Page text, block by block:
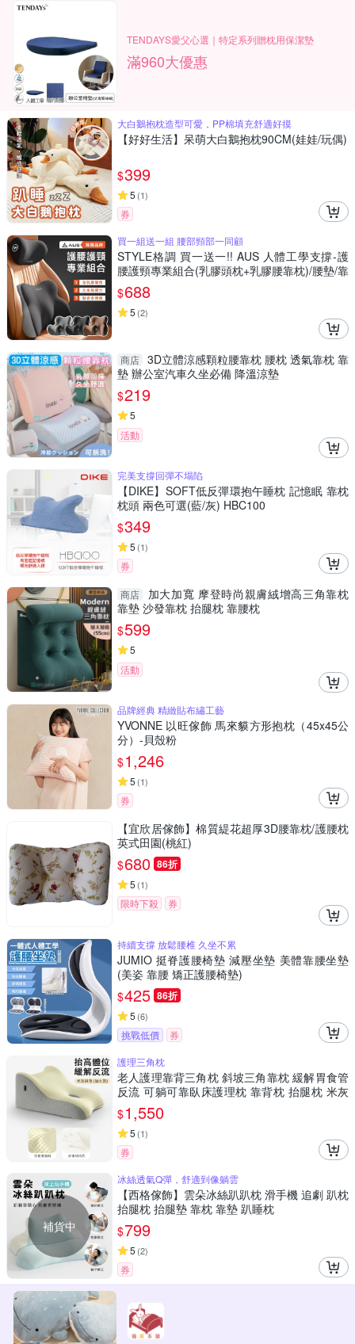
TENDAYS愛父心選｜特定系列贈枕用保潔墊
滿960大優惠
大白鵝抱枕造型可愛，PP棉填充舒適好摸
【好好生活】呆萌大白鵝抱枕90CM(娃娃/玩偶)
$399
5 (1)
券
買一組送一組 腰部頸部一同顧
STYLE格調 買一送一!! AUS 人體工學支撐-護
腰護頸專業組合(乳膠頭枕+乳膠腰靠枕)/腰墊/靠
墊/椅背墊/腰枕/頸枕
$688
5 (2)
商店 3D立體涼感顆粒腰靠枕 腰枕 透氣靠枕 靠
墊 辦公室汽車久坐必備 降溫涼墊
$219
5
活動
完美支撐回彈不塌陷
【DIKE】SOFT低反彈環抱午睡枕 記憶眠 靠枕
枕頭 兩色可選(藍/灰) HBC100
$349
5 (1)
券
商店
加大加寬 摩登時尚親膚絨增高三角靠枕
靠墊 沙發靠枕 抬腿枕 靠腰枕
$599
5
活動
品牌經典 精緻貼布繡工藝
YVONNE 以旺傢飾 馬來貘方形抱枕（45x45公
分）-貝殼粉
$1,246
5 (1)
券
【宜欣居傢飾】棉質緹花超厚3D腰靠枕/護腰枕
英式田園(桃紅)
$680 86折
5 (1)
限時下殺 券
持續支撐 放鬆腰椎 久坐不累
JUMIO 挺脊護腰椅墊 減壓坐墊 美體靠腰坐墊
(美姿 靠腰 矯正護腰椅墊)
$425 86折
5 (6)
挑戰低價
券
護理三角枕
老人護理靠背三角枕 斜坡三角靠枕 緩解胃食管
反流 可躺可靠臥床護理枕 靠背枕 抬腿枕 米灰
拼色 加大款
$1,550
5 (1)
券
補貨中
冰絲透氣Q彈，舒適到像躺雲
【西格傢飾】雲朵冰絲趴趴枕 滑手機 追劇 趴枕
抬腿枕 抬腿墊 靠枕 靠墊 趴睡枕
$799
5 (2)
券